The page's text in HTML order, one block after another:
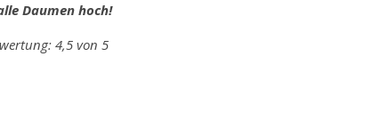
Daumen hoch!
4,5 von 5